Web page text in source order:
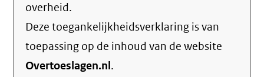
overheid.
Deze toegankelijkheidsverklaring is van
toepassing op de inhoud van de website
Overtoeslagen.nl.